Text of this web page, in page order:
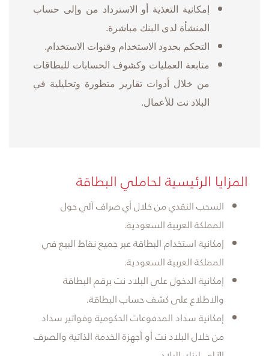
إمكانية التغذية أو الاسترداد من وإلى حساب
المنشأة لدى البنك مباشرة.
التحكم بحدود الاستخدام وقنوات الاستخدام.
متابعة العمليات وكشوف الحسابات للبطاقات
من خلال أدوات تقارير متطورة وتحليلية في
البلاد نت للأعمال.
​المزايا الرئيسية لحاملي البطاقة
السحب النقدي من خلال أي صراف آلي حول
المملكة العربية السعودية.
إمكانية استخدام البطاقة عبر جميع نقاط البيع في
المملكة العربية السعودية.
إمكانية الدخول على البلاد نت برقم البطاقة
والاطلاع على كشف حساب البطاقة.
إمكانية سداد المدفوعات الحكومية وفواتير سداد
من خلال البلاد نت أو أجهزة الخدمة الذاتية والصرف